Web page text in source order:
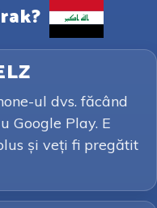
ul dvs. făcând
Google Play. E
și veți fi pregătit